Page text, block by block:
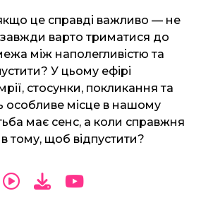
це справді важливо — не
варто триматися до
між наполегливістю та
У цьому ефірі
стосунки, покликання та
особливе місце в нашому
має сенс, а коли справжня
тому, щоб відпустити?